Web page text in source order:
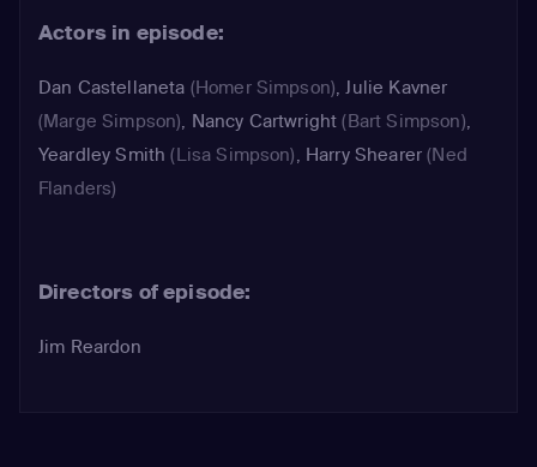
Jordan en wordt al snel verliefd op
haar...
Actors in episode:
Dan Castellaneta (Homer Simpson),Julie Kavner
(Marge Simpson), Nancy Cartwright (Bart Simpson),
Yeardley Smith (Lisa Simpson), Harry Shearer (Ned
Flanders)
Directors of episode:
Jim Reardon